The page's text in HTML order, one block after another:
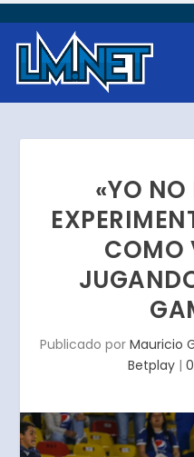
«YO NO
COMO
Publicado por Mauricio
Betplay| 0